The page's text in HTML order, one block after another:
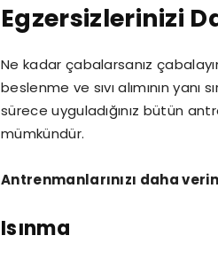
Egzersizlerinizi
Ne kadar çabalarsanız
beslenme ve sıvı alımının
sürece uyguladığınız bütün
mümkündür.
Antrenmanlarınızı daha
Isınma